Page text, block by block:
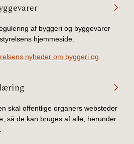
af byggeri og byggevarer
hjemmeside.
nyheder om byggeri og
skal offentlige organers websteder
så de kan bruges af alle, herunder